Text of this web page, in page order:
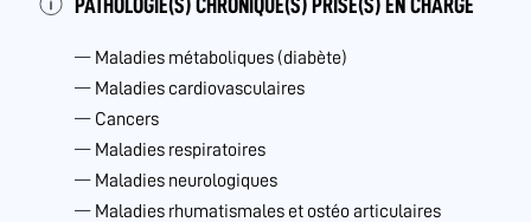
Maladies métaboliques (diabète)
Maladies cardiovasculaires
Cancers
Maladies respiratoires
Maladies neurologiques
Maladies rhumatismales et ostéo articulaires